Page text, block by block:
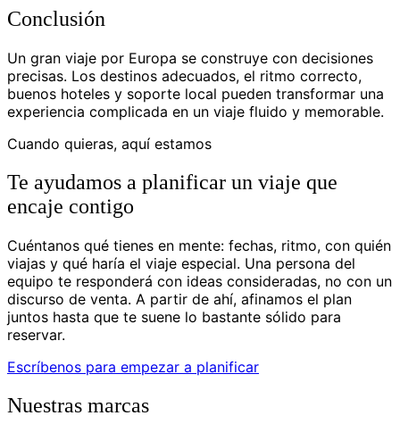
Conclusión
Un gran viaje por Europa se construye con decisiones
precisas. Los destinos adecuados, el ritmo correcto,
buenos hoteles y soporte local pueden transformar una
experiencia complicada en un viaje fluido y memorable.
Cuando quieras, aquí estamos
Te ayudamos a planificar un viaje que
encaje contigo
Cuéntanos qué tienes en mente: fechas, ritmo, con quién
viajas y qué haría el viaje especial. Una persona del
equipo te responderá con ideas consideradas, no con un
discurso de venta. A partir de ahí, afinamos el plan
juntos hasta que te suene lo bastante sólido para
reservar.
Escríbenos para empezar a planificar
Nuestras marcas